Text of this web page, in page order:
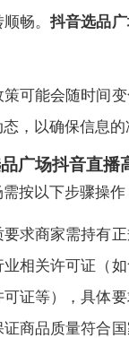
顺畅。抖音选品
可能会随时间
，以确保信息的
广场抖音直播
按以下步骤操作
求商家需持有正
相关许可证（
证等），具体
证商品质量符合